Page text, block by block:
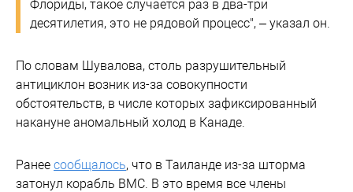
Флориды, такое случается раз в два-три
десятилетия, это не рядовой процесс", – указал он.
По словам Шувалова, столь разрушительный
антициклон возник из-за совокупности
обстоятельств, в числе которых зафиксированный
накануне аномальный холод в Канаде.
Ранее сообщалось, что в Таиланде из-за шторма
затонул корабль ВМС. В это время все члены